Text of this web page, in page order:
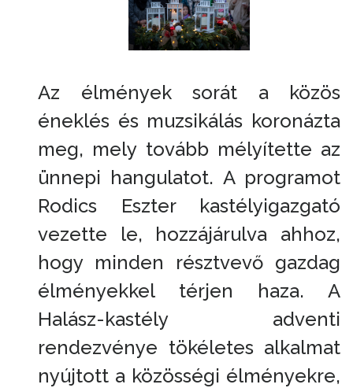
Az élmények sorát a közös
éneklés és muzsikálás koronázta
meg, mely tovább mélyítette az
ünnepi hangulatot. A programot
Rodics Eszter kastélyigazgató
vezette le, hozzájárulva ahhoz,
hogy minden résztvevő gazdag
élményekkel térjen haza. A
Halász-kastély adventi
rendezvénye tökéletes alkalmat
nyújtott a közösségi élményekre,